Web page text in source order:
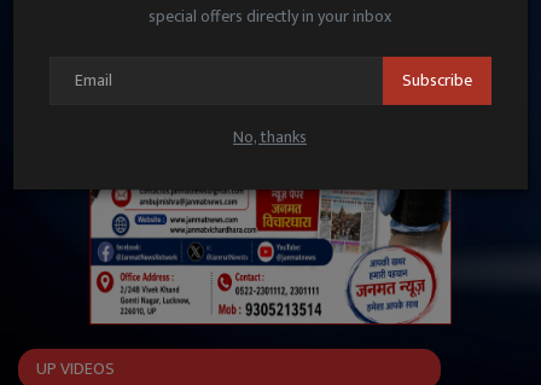
special offers directly in your inbox
Subscribe
No, thanks
UP VIDEOS